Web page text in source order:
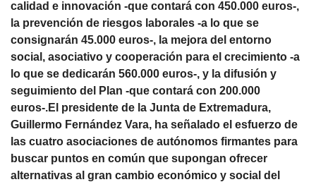
calidad e innovación -que contará con 450.000 euros-,
la prevención de riesgos laborales -a lo que se
consignarán 45.000 euros-, la mejora del entorno
social, asociativo y cooperación para el crecimiento -a
lo que se dedicarán 560.000 euros-, y la difusión y
seguimiento del Plan -que contará con 200.000
euros-.El presidente de la Junta de Extremadura,
Guillermo Fernández Vara, ha señalado el esfuerzo de
las cuatro asociaciones de autónomos firmantes para
buscar puntos en común que supongan ofrecer
alternativas al gran cambio económico y social del